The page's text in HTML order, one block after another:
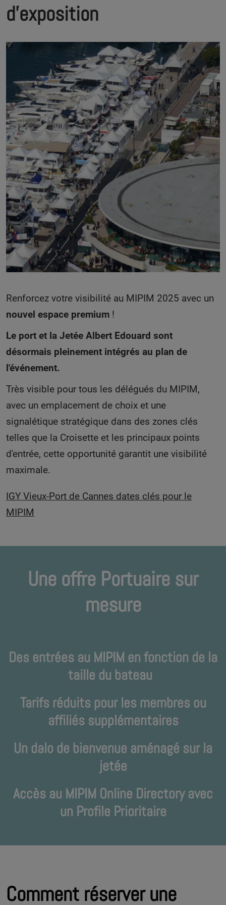
d'exposition
Renforcez votre visibilité au MIPIM 2025 avec un
nouvel espace premium !
Le port et la Jetée Albert Edouard sont
désormais pleinement intégrés au plan de
l'événement.
Très visible pour tous les délégués du MIPIM,
avec un emplacement de choix et une
signalétique stratégique dans des zones clés
telles que la Croisette et les principaux points
d'entrée, cette opportunité garantit une visibilité
maximale.
IGY Vieux-Port de Cannes dates clés pour le
MIPIM
Une offre Portuaire sur
mesure
Des entrées au MIPIM en fonction de la
taille du bateau
Tarifs réduits pour les membres ou
affiliés supplémentaires
Un dalo de bienvenue aménagé sur la
jetée
Accès au MIPIM Online Directory avec
un Profile Prioritaire
Comment réserver une